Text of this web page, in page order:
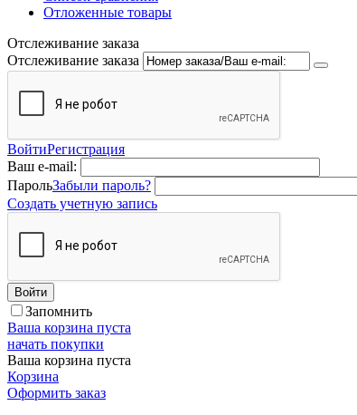
Отложенные товары
Отслеживание заказа
Отслеживание заказа
ВойтиРегистрация
Ваш e-mail:
ПарольЗабыли пароль?
Создать учетную запись
Войти
Запомнить
Ваша корзина пуста
начать покупки
Ваша корзина пуста
Корзина
Оформить заказ